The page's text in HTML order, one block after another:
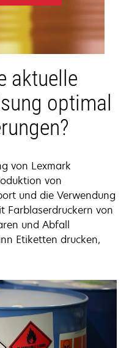
aktuelle
optimal
von Lexmark
von
und die Verwendung
Farblaserdruckern von
und Abfall
Etiketten drucken,